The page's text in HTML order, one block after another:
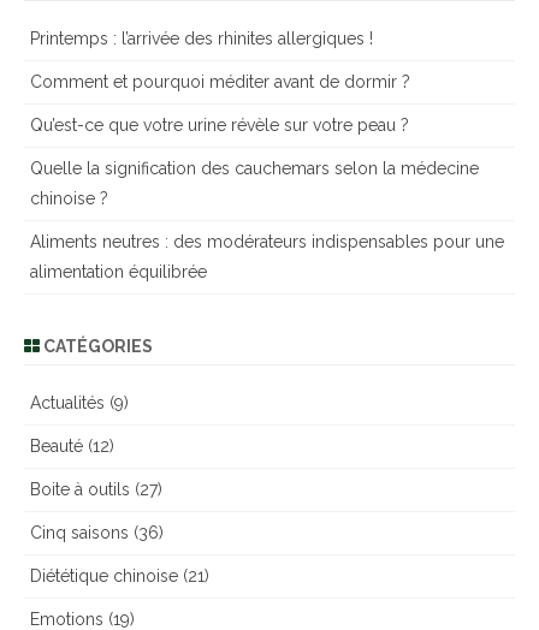
c
Printemps : l’arrivée des rhinites allergiques !
Comment et pourquoi méditer avant de dormir ?
Qu’est-ce que votre urine révèle sur votre peau ?
Quelle la signification des cauchemars selon la médecine
chinoise ?
Aliments neutres : des modérateurs indispensables pour une
alimentation équilibrée
CATÉGORIES
Actualités (9)
Beauté (12)
Boite à outils (27)
Cinq saisons (36)
Diététique chinoise (21)
Emotions (19)